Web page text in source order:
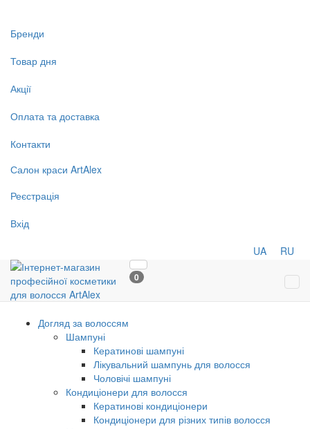
Бренди
Товар дня
Акції
Оплата та доставка
Контакти
Салон краси ArtAlex
Реєстрація
Вхід
UA RU
0
Догляд за волоссям
Шампуні
Кератинові шампуні
Лікувальний шампунь для волосся
Чоловічі шампуні
Кондиціонери для волосся
Кератинові кондиціонери
Кондиціонери для різних типів волосся